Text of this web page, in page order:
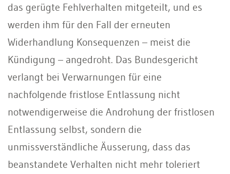
das gerügte Fehlverhalten mitgeteilt, und es
werden ihm für den Fall der erneuten
Widerhandlung Konsequenzen – meist die
Kündigung – angedroht. Das Bundesgericht
verlangt bei Verwarnungen für eine
nachfolgende fristlose Entlassung nicht
notwendigerweise die Androhung der fristlosen
Entlassung selbst, sondern die
unmissverständliche Äusserung, dass das
beanstandete Verhalten nicht mehr toleriert